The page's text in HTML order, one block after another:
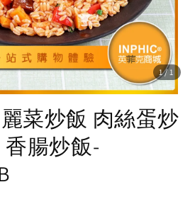
1/1
菜炒飯 肉絲蛋炒
腸炒飯-